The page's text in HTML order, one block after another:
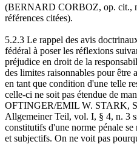
(BERNARD CORBOZ, op. cit.,
références citées).
5.2.3 Le rappel des avis
fédéral à poser les réflexions
préjudice en droit de la
des limites raisonnables pour être
en tant que condition d'une telle
celle-ci ne soit pas étendue de
OFTINGER/EMIL W. STARK,
Allgemeiner Teil, vol. I, § 4, n. 3
constitutifs d'une norme pénale
et subjectifs. On ne voit pas